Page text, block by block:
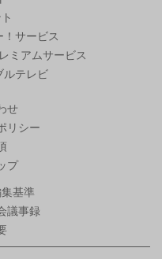
サービス
ミアムサービス
ルテレビ
せ
リシー
プ
基準
議事録